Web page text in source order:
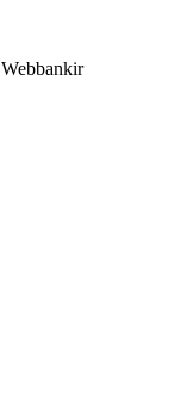
Webbankir